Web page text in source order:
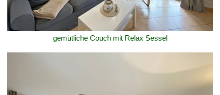
gemütliche Couch mit Relax Sessel